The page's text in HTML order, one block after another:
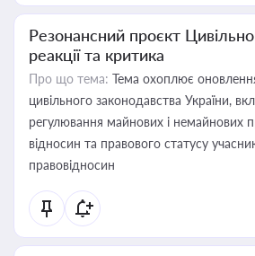
Резонансний проєкт
реакції та критика
Про що тема: Тема охоплює
цивільного законодавства України,
регулювання майнових і немайнових
відносин та правового статусу
правовідносин